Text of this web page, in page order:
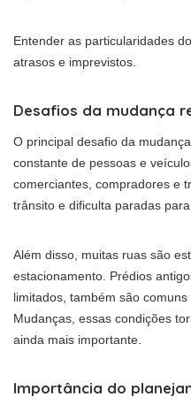
Entender as particularidades
atrasos e imprevistos.
Desafios da mudança
O principal desafio da
constante de pessoas e
comerciantes, compradores e
trânsito e dificulta paradas
Além disso, muitas ruas são
estacionamento. Prédios
limitados, também são
Mudanças, essas condições
ainda mais importante.
Importância do